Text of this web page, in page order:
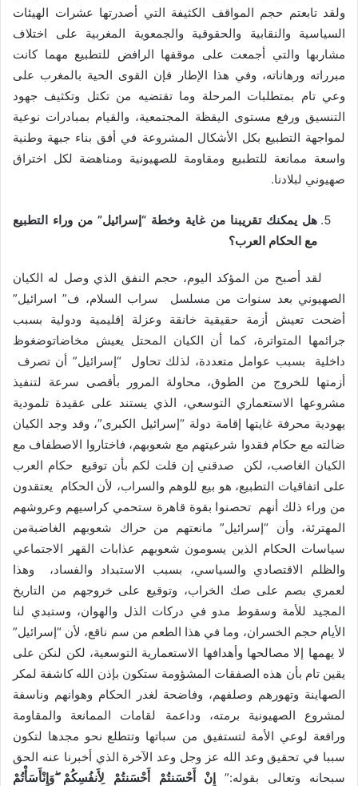
ولقد تابعتم حجم المواقف الكثيفة التي أصدرتها عشرات الهيئات
السياسية والنقابية والحقوقية والجمعوية المغربية على اختلاف
مشاربها والتي أجمعت على موقفها الرافض للتطبيع مهما كانت
مبرراته ورهاناته، وفي هذا الإطار فإن القوى الحية بالمغرب على
وعي تام بمتطلبات المرحلة وما تقتضيه من تكتل وتكثيف جهود
التنسيق ورفع مستوى اليقظة المجتمعية، والقيام بمبادرات نوعية
لمواجهة التطبيع بكل الأشكال المشروعة في أفق بناء جبهة وطنية
واسعة ممانعة للتطبيع ومقاومة للصهيونية ومناهضة لكل اختراق
صهيوني لبلادنا.
هل يمكنك تقريبنا من غاية وخطة “إسرائيل” من وراء التطبيع
مع الحكام العرب؟
لقد أصبح من المؤكد اليوم، حجم النفق الذي وصل له الكيان
الصهيوني بعد سنوات من مسلسل سراب السلام، ف” اسرائيل”
أضحت تعيش أزمة حقيقية خانقة وعزلة إقليمية ودولية بسبب
جرائمها المتواترة، كما أن الكيان المحتل يعيش مخاضاتوضغوظ
داخلية بسبب عوامل متعددة، لذلك تحاول “إسرائيل” أن تصرف
أزمتها للخروج من الطوق، محاولة المرور بأقصى سرعة لتنفيذ
مشروعها الاستعماري التوسعي، الذي يستند على عقيدة تلمودية
يهودية محرفة غايتها إقامة دولة “إسرائيل الكبرى”، وقد وجد الكيان
ضالته مع حكام فقدوا شرعيتهم مع شعوبهم، فاختاروا الاصطفاف مع
الكيان الغاصب، لكن صدقني إن قلت لكم بأن توقيع حكام العرب
على اتفاقيات التطبيع، هو بيع للوهم والسراب، لأن الحكام يعتقدون
من وراء ذلك أنهم تحصنوا بقوة قاهرة ستحمي كراسيهم وعروشهم
المهترئة، وأن “إسرائيل” مانعتهم من حراك شعوبهم الغاضبةمن
سياسات الحكام الذين يسومون شعوبهم عذابات القهر الاجتماعي
والظلم الاقتصادي والسياسي، بسبب الاستبداد والفساد، وهذا
لعمري بصم على صك الخراب، وتوقيع على خروجهم من التاريخ
المجيد للأمة وسقوط مدو في دركات الذل والهوان، وستبدي لنا
الأيام حجم الخسران، وما في هذا الطعم من سم ناقع، لأن “إسرائيل”
لا يهمها إلا مصالحها وأهدافها الاستعمارية التوسعية، لكن لنكن على
يقين تام بأن هذه الصفقات المشؤومة ستكون بإذن الله كاشفة لمكر
الصهاينة وتهورهم وصلفهم، وفاضحة لغدر الحكام وهوانهم وناسفة
لمشروع الصهيونية برمته، وداعمة لقامات الممانعة والمقاومة
ورافعة لوعي الأمة لتستفيق من سباتها وتتطلع نحو مجدها لتكون
سببا في تحقيق وعد الله عز وجل وعد الآخرة الذي أخبرنا عنه الحق
سبحانه وتعالى بقوله:” إِنْ أَحْسَنتُمْ أَحْسَنتُمْ لِأَنفُسِكُمْوَإِنْأَسَأْتُمْ